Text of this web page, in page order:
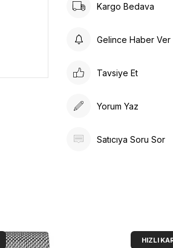
Kargo Bedava
Gelince Haber Ver
Tavsiye Et
Yorum Yaz
Satıcıya Soru Sor
HIZLI